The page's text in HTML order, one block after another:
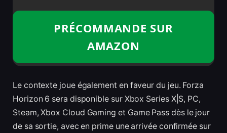
PRÉCOMMANDE SUR
AMAZON
Le contexte joue également en faveur du jeu. Forza
Horizon 6 sera disponible sur Xbox Series X|S, PC,
Steam, Xbox Cloud Gaming et Game Pass dès le jour
de sa sortie, avec en prime une arrivée confirmée sur